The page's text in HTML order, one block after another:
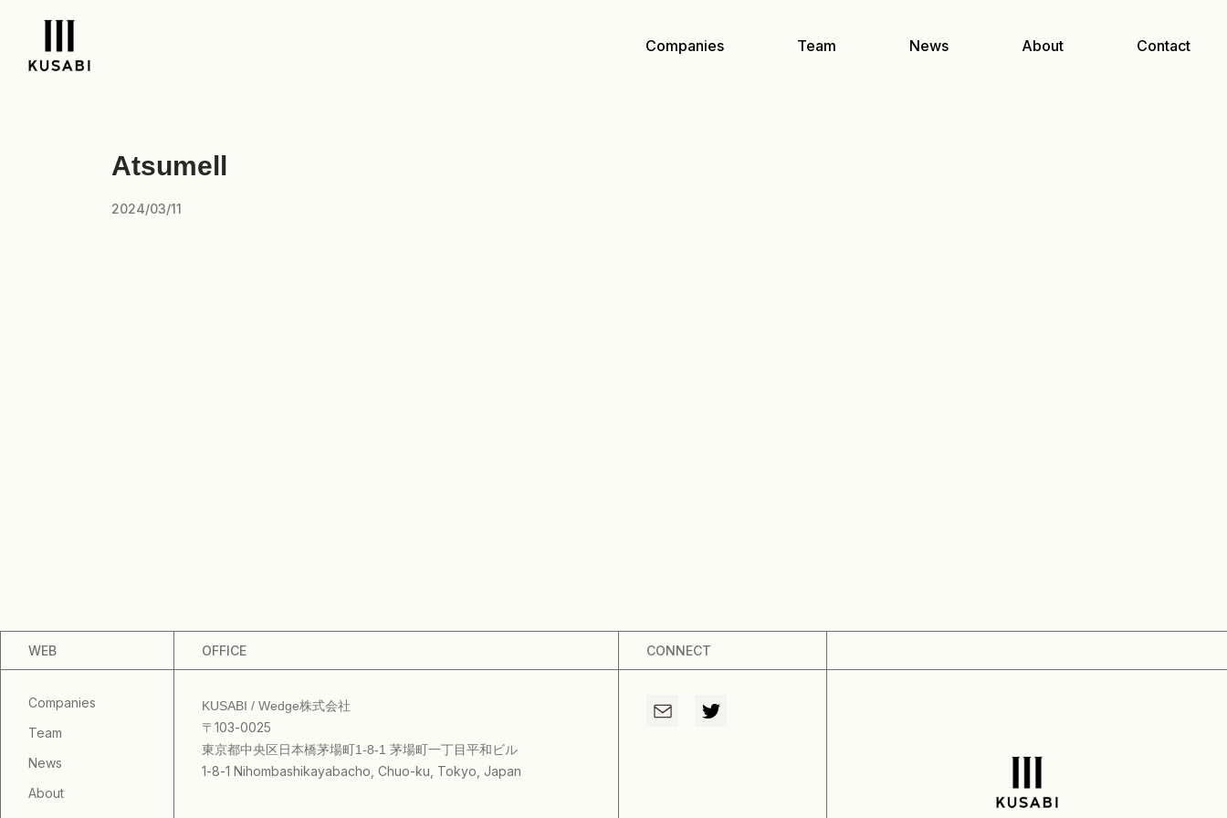
Companies Team News About Contact
Atsumell
2024/03/11
WEB
Companies
Team
News
About
OFFICE
KUSABI / Wedge株式会社
〒103-0025
東京都中央区日本橋茅場町1-8-1 茅場町一丁目平和ビル
1-8-1 Nihombashikayabacho, Chuo-ku, Tokyo, Japan
CONNECT